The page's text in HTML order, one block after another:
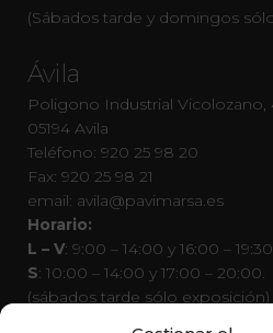
(Sábados tarde y domingos
Ávila
Poligono Industrial Vicolozano,
05194 Avila
Teléfono: 920 25 98 20
Fax: 920 25 98 21
email: avila@pavimarsa.es
Horario:
L – V: 9:00 – 14:00 y 16:00 –
S: 10:00 – 14:00 y 17:00 – 20:00.
(sábados tarde sólo exposición)